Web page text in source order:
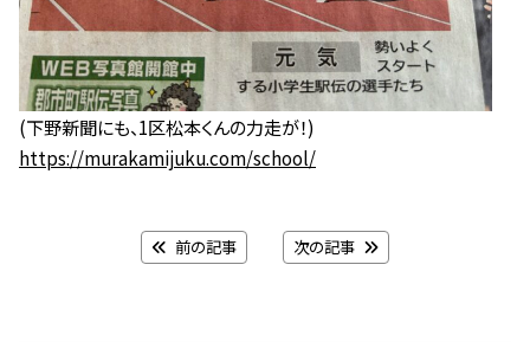
(下野新聞にも、1区松本くんの力走が！)
https://murakamijuku.com/school/
前の記事 次の記事